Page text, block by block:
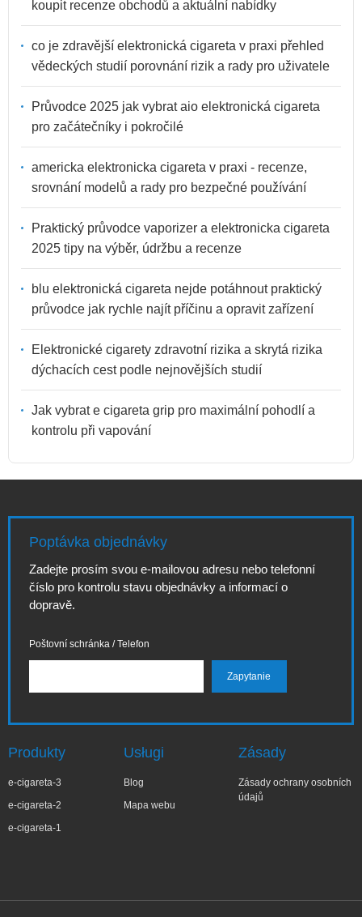
koupit recenze obchodů a aktuální nabídky
co je zdravější elektronická cigareta v praxi přehled
vědeckých studií porovnání rizik a rady pro uživatele
Průvodce 2025 jak vybrat aio elektronická cigareta
pro začátečníky i pokročilé
americka elektronicka cigareta v praxi - recenze,
srovnání modelů a rady pro bezpečné používání
Praktický průvodce vaporizer a elektronicka cigareta
2025 tipy na výběr, údržbu a recenze
blu elektronická cigareta nejde potáhnout praktický
průvodce jak rychle najít příčinu a opravit zařízení
Elektronické cigarety zdravotní rizika a skrytá rizika
dýchacích cest podle nejnovějších studií
Jak vybrat e cigareta grip pro maximální pohodlí a
kontrolu při vapování
Poptávka objednávky
Zadejte prosím svou e-mailovou adresu nebo telefonní
číslo pro kontrolu stavu objednávky a informací o
dopravě.
Poštovní schránka / Telefon
Produkty
e-cigareta-3
e-cigareta-2
e-cigareta-1
Usługi
Blog
Mapa webu
Zásady
Zásady ochrany osobních
údajů